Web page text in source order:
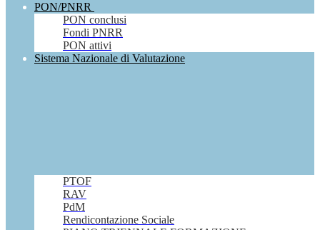
PON/PNRR
PON conclusi
Fondi PNRR
PON attivi
Sistema Nazionale di Valutazione
PTOF
RAV
PdM
Rendicontazione Sociale